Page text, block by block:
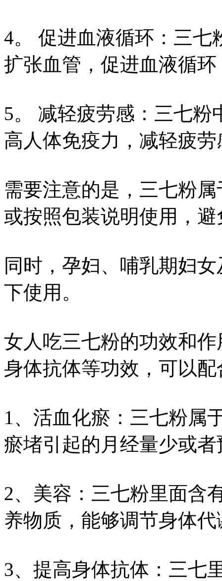
4。 促进血液循环：三七
扩张血管，促进血液循
5。 减轻疲劳感：三七
高人体免疫力，减轻疲
需要注意的是，三七粉
或按照包装说明使用，
同时，孕妇、哺乳期妇
下使用。
女人吃三七粉的功效和
身体抗体等功效，可以
1、活血化瘀：三七粉属
瘀堵引起的月经量少或
2、美容：三七粉里面含
养物质，能够调节身体
3、提高身体抗体：三七